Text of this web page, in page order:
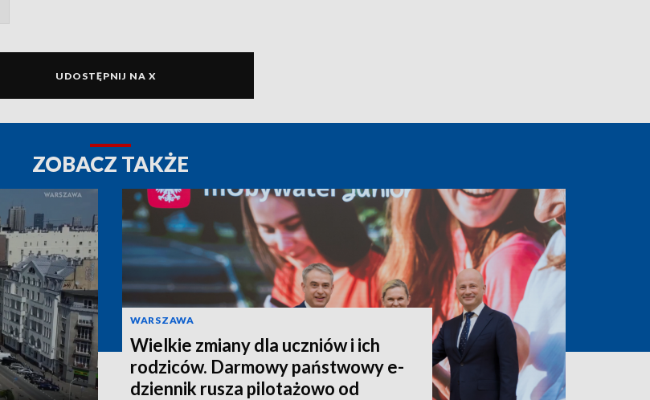
UDOSTĘPNIJ NA X
ZOBACZ TAKŻE
WARSZAWA
Wielkie zmiany dla uczniów i ich
rodziców. Darmowy państwowy e-
dziennik rusza pilotażowo od